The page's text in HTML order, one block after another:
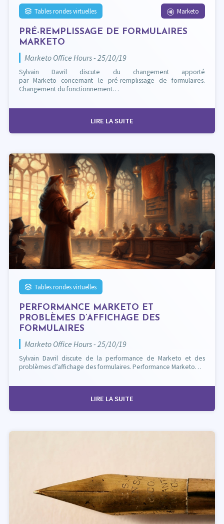
Tables rondes virtuelles Marketo
PRÉ-REMPLISSAGE DE FORMULAIRES
MARKETO
Marketo Office Hours - 25/10/19
Sylvain Davril discute du changement apporté
par Marketo concernant le pré-remplissage de formulaires.
Changement du fonctionnement…
LIRE LA SUITE
Tables rondes virtuelles
PERFORMANCE MARKETO ET
PROBLÈMES D’AFFICHAGE DES
FORMULAIRES
Marketo Office Hours - 25/10/19
Sylvain Davril discute de la performance de Marketo et des
problèmes d’affichage des formulaires. Performance Marketo…
LIRE LA SUITE